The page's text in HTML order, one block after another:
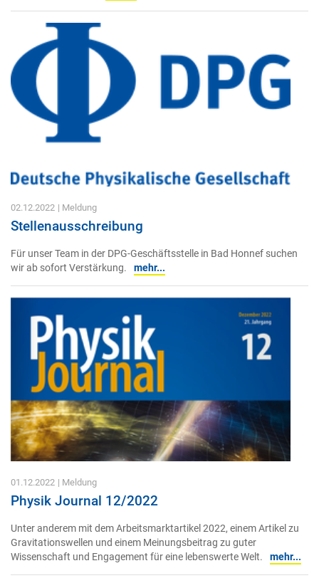
02.12.2022 | Meldung
Stellenausschreibung
Für unser Team in der DPG-Geschäftsstelle in Bad Honnef suchen
wir ab sofort Verstärkung.
mehr...
01.12.2022 | Meldung
Physik Journal 12/2022
Unter anderem mit dem Arbeitsmarktartikel 2022, einem Artikel zu
Gravitationswellen und einem Meinungsbeitrag zu guter
Wissenschaft und Engagement für eine lebenswerte Welt.
mehr...